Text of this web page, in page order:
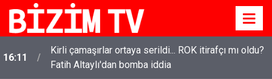
16:11
Kirli çamaşırlar ortaya serildi... ROK itirafçı mı oldu?
15:13
Özgür Özel'den Le Monde'a çarpıcı yazı: 'Bu sürecin
kırılma noktası...'